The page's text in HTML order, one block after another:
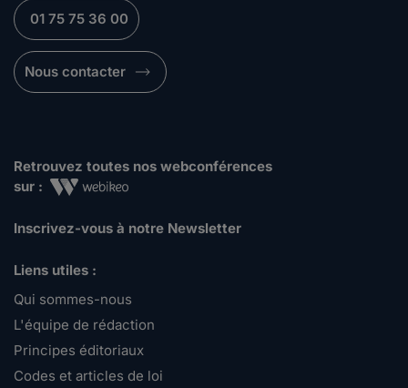
01 75 75 36 00
Nous contacter
Retrouvez toutes nos webconférences
sur :
Inscrivez-vous à notre Newsletter
Liens utiles :
Qui sommes-nous
L'équipe de rédaction
Principes éditoriaux
Codes et articles de loi